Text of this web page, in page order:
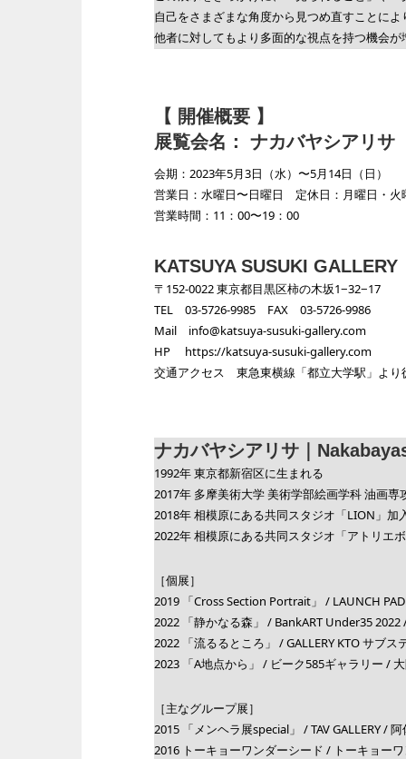
自己をさまざまな角度から見つめ直すことによ
他者に対してもより多面的な視点を持つ機会
【 開催概要 】
展覧会名： ナカバヤシアリサ
会期：2023年5月3日（水）〜5月14日（日）
営業日：水曜日〜日曜日 定休日：月曜日・火
営業時間：11：00〜19：00
KATSUYA SUSUKI GALLERY
〒152-0022 東京都目黒区柿の木坂1−32−17
TEL 03-5726-9985 FAX 03-5726-9986
Mail info@katsuya-susuki-gallery.com
HP https://katsuya-susuki-gallery.com
交通アクセス 東急東横線「都立大学駅」より
ナカバヤシアリサ｜
1992年 東京都新宿区に生まれる
2017年 多摩美術大学 美術学部絵画学科 油画専
2018年 相模原にある共同スタジオ「LION」加
2022年 相模原にある共同スタジオ「アトリエ
［個展］
2019 「Cross Section Portrait」 / LAUNCH PAD
2022 「静かなる森」 / BankART Under35 2022
2022 「流るるところ」 / GALLERY KTO サブス
2023 「A地点から」 / ビーク585ギャラリー /
［主なグループ展］
2015 「メンヘラ展special」 / TAV GALLERY /
2016 トーキョーワンダーシード / トーキョー